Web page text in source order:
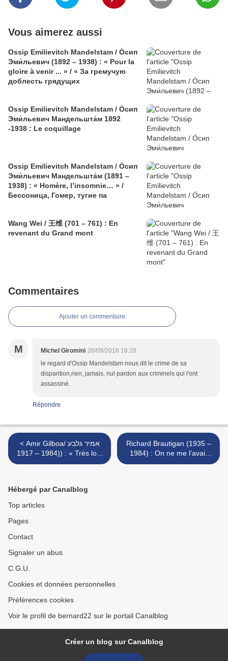
Vous aimerez aussi
Ossip Emilievitch Mandelstam / О́сип
Эми́льевич (1892 – 1938) : « Pour la
gloire à venir ... » / « За гремучую
доблесть грядущих
Ossip Emilievitch Mandelstam / О́сип
Эми́льевич Мандельшта́м 1892
-1938 : Le coquillage
Ossip Emilievitch Mandelstam / О́сип
Эми́льевич Мандельшта́м (1891 –
1938) : « Homère, l’insomnie… » /
Бессоница, Гомер, тугие па
Wang Wei / 王维 (701 – 761) : En
revenant du Grand mont
Commentaires
Ajouter un commentaire
M Michel Giromini 26/09/2018 16:28
le regard d'Ossip Mandelstam nous dit le crime de sa
disparition,rien, jamais, nul pardon aux criminels qui l'ont
assassiné.
Répondre
< Amir Gilboa/ אמיר גלבע
(1984 – 1917) : « Très loin
à perte de vue... »
Richard Brautigan (1935 –
1984) : On ne me l’avait
jamais fait aussi gentiment /
Hébergé par Canalblog
Top articles
Pages
Contact
Signaler un abus
C.G.U.
Cookies et données personnelles
Préférences cookies
Voir le profil de bernard22 sur le portail Canalblog
Créer un blog sur Canalblog